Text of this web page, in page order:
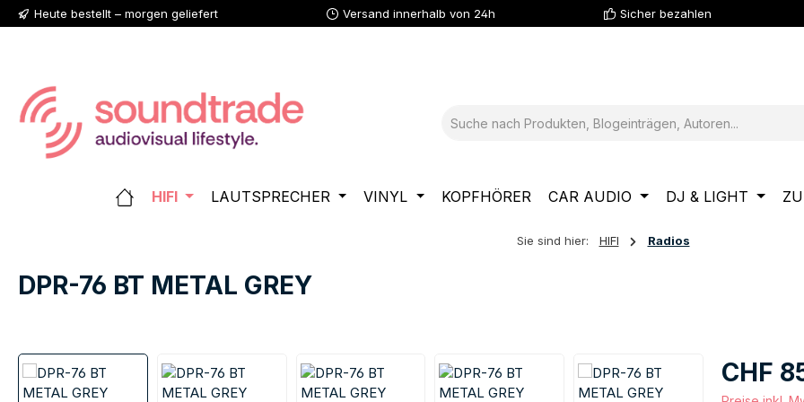
Hauptinhalt springen
Zur Suche springen
Zur Hauptnavigation springen
Heute bestellt – morgen geliefert Versand innerhalb von 24h Sicher bezahlen
HIFI LAUTSPRECHER VINYL KOPFHÖRER CAR AUDIO DJ & LIGHT
Sie sind hier: HIFI Radios
DPR-76 BT METAL GREY
Bildergalerie überspringen Regulärer
CHF